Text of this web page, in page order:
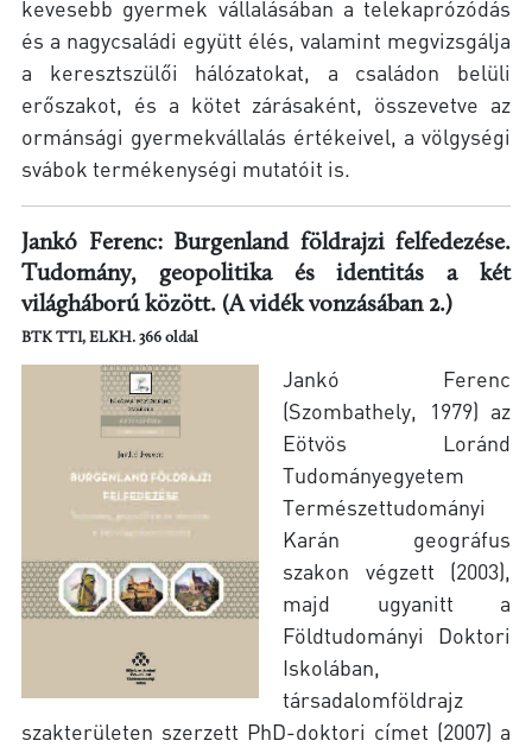
kevesebb gyermek vállalásában a telekaprózódás
és a nagycsaládi együtt élés, valamint megvizsgálja
a keresztszülői hálózatokat, a családon belüli
erőszakot, és a kötet zárásaként, összevetve az
ormánsági gyermekvállalás értékeivel, a völgységi
svábok termékenységi mutatóit is.
Jankó Ferenc: Burgenland földrajzi felfedezése.
Tudomány, geopolitika és identitás a két
világháború között. (A vidék vonzásában 2.)
BTK TTI, ELKH. 366 oldal
Jankó Ferenc
(Szombathely, 1979) az
Eötvös Loránd
Tudományegyetem
Természettudományi
Karán geográfus
szakon végzett (2003),
majd ugyanitt a
Földtudományi Doktori
Iskolában,
társadalomföldrajz
szakterületen szerzett PhD-doktori címet (2007) a